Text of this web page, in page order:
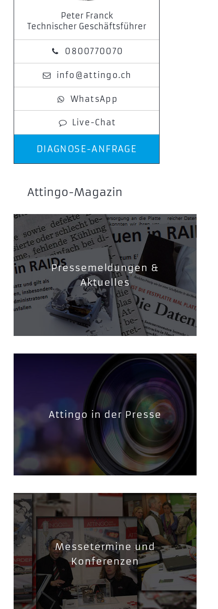
Peter Franck
Technischer Geschäftsführer
0800770070
info@attingo.ch
WhatsApp
Live-Chat
DIAGNOSE-ANFRAGE
Attingo-Magazin
Pressemeldungen &
Aktuelles
Attingo in der Presse
Messetermine und
Konferenzen